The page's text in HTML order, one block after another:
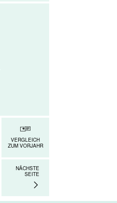
VERGLEICH
ZUM VORJAHR
NÄCHSTE
SEITE